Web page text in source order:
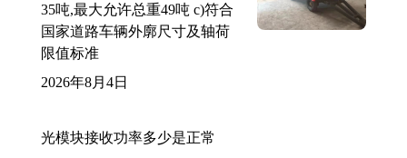
35吨,最大允许总重49吨 c)符合
国家道路车辆外廓尺寸及轴荷
限值标准
2026年8月4日
光模块接收功率多少是正常